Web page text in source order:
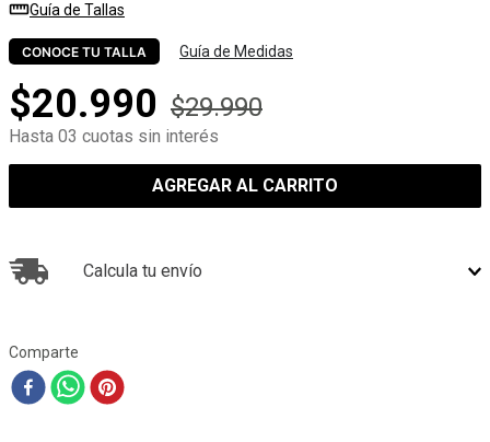
Guía de Tallas
CONOCE TU TALLA Guía de Medidas
$20.990 $29.990
Hasta 03 cuotas sin interés
AGREGAR AL CARRITO
Calcula tu envío
Comparte